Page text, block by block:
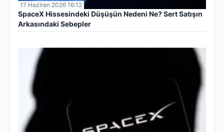
17 Haziran 2026 16:12
SpaceX Hissesindeki Düşüşün Nedeni Ne? Sert Satışın
Arkasındaki Sebepler